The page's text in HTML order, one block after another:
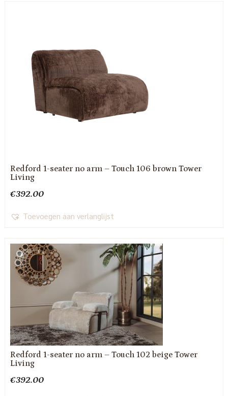
Redford 1-seater no arm – Touch 106 brown Tower
Living
€392.00
Toevoegen aan verlanglijst
Redford 1-seater no arm – Touch 102 beige Tower
Living
€392.00